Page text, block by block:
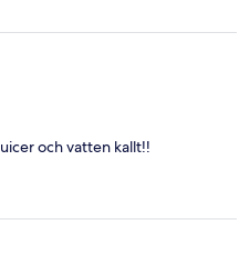
och vatten kallt!!